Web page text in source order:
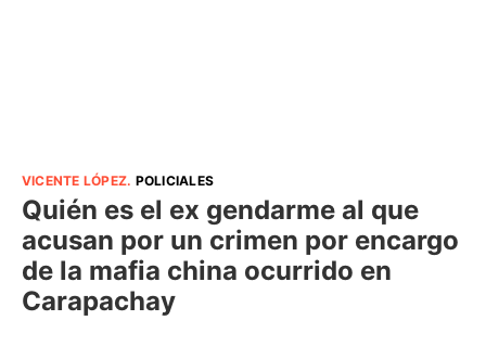
VICENTE LÓPEZ. POLICIALES
Quién es el ex gendarme al que
acusan por un crimen por encargo
de la mafia china ocurrido en
Carapachay